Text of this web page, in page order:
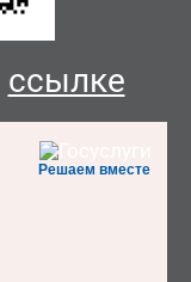
ссылке
Решаем вместе